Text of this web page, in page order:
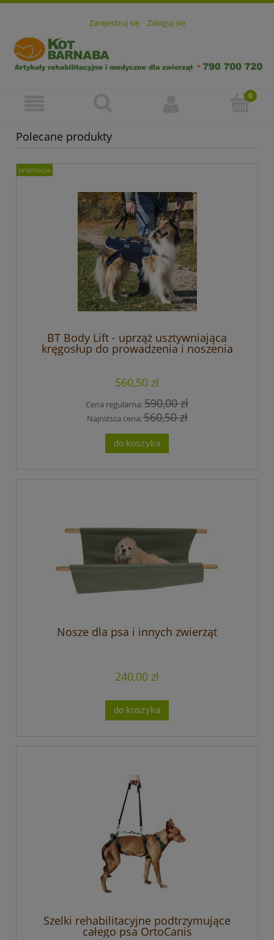
Zarejestruj się Zaloguj się
Polecane produkty
BT Body Lift - uprząż usztywniająca
kręgosłup do prowadzenia i noszenia
560,50 zł
Cena regularna:590,00 zł
Najniższa cena:560,50 zł
do koszyka
promocja
Nosze dla psa i innych zwierząt
240,00 zł
do koszyka
Szelki rehabilitacyjne podtrzymujące
całego psa OrtoCanis